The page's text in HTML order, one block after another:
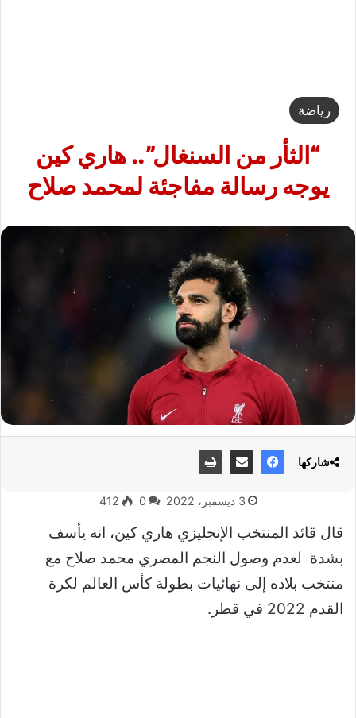
رياضة
“الثأر من السنغال”.. هاري كين
يوجه رسالة مفاجئة لمحمد صلاح
3 ديسمبر، 2022 0
412
قال قائد المنتخب الإنجليزي هاري كين، انه يأسف
بشدة لعدم وصول النجم المصري محمد صلاح مع
منتخب بلاده إلى نهائيات بطولة كأس العالم لكرة
القدم 2022 في قطر.
شاركها